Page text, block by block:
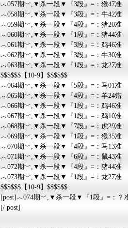
︿057期﹀,▼杀一段▼『3段』=：猴47准
︿058期﹀,▼杀一段▼『3段』=：牛42准
︿059期﹀,▼杀一段▼『4段』=：猪20准
︿060期﹀,▼杀一段▼『1段』=：猪44准
︿061期﹀,▼杀一段▼『3段』=：鸡46准
︿062期﹀,▼杀一段▼『3段』=：牛30准
︿063期﹀,▼杀一段▼『1段』=：龙27准
$$$$$$【10-9】$$$$$$
︿064期﹀,▼杀一段▼『5段』=：马01准
︿065期﹀,▼杀一段▼『4段』=：羊24错
︿066期﹀,▼杀一段▼『1段』=：鸡46准
︿067期﹀,▼杀一段▼『1段』=：鸡10准
︿068期﹀,▼杀一段▼『7段』=：虎29准
︿069期﹀,▼杀一段▼『1段』=：猴35准
︿070期﹀,▼杀一段▼『4段』=：马13准
︿071期﹀,▼杀一段▼『6段』=：鼠43准
︿072期﹀,▼杀一段▼『4段』=：猪44准
︿073期﹀,▼杀一段▼『1段』=：龙27准
$$$$$$【10-9】$$$$$$
[post]︿074期﹀,▼杀一段▼『1段』=：？
[/ post]